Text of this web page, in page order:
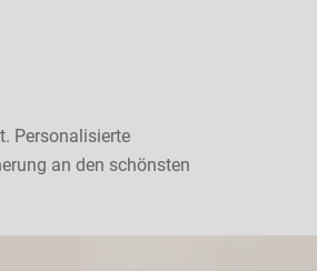
Personalisierte
an den schönsten